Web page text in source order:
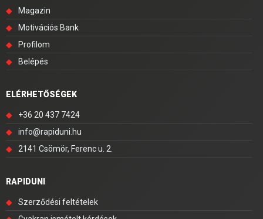
◆
Magazin
◆
Motivációs Bank
◆
Profilom
◆
Belépés
ELÉRHETŐSÉGEK
◆
+36 20 437 7424
◆
info@rapiduni.hu
◆
2141 Csömör, Ferenc u. 2.
RAPIDUNI
◆
Szerződési feltételek